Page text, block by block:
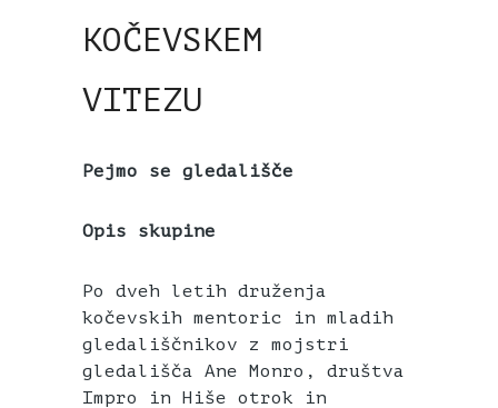
KOČEVSKEM
VITEZU
Pejmo se gledališče
Opis skupine
Po dveh letih druženja
kočevskih mentoric in mladih
gledališčnikov z mojstri
gledališča Ane Monro, društva
Impro in Hiše otrok in